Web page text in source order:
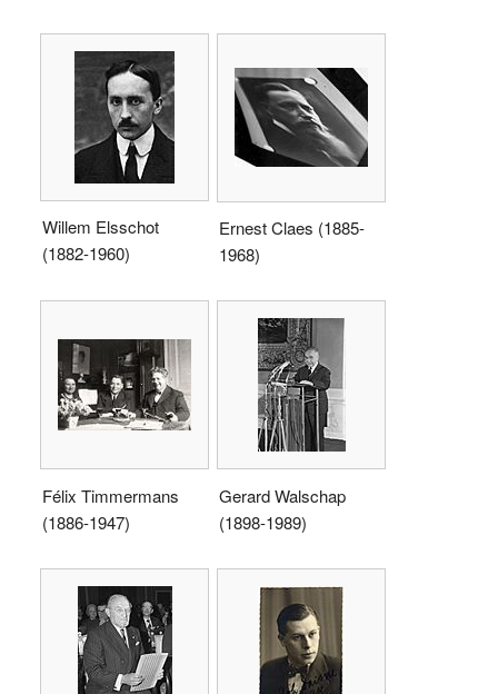
Willem Elsschot
(1882-1960)
Ernest Claes (1885-
1968)
Félix Timmermans
(1886-1947)
Gerard Walschap
(1898-1989)